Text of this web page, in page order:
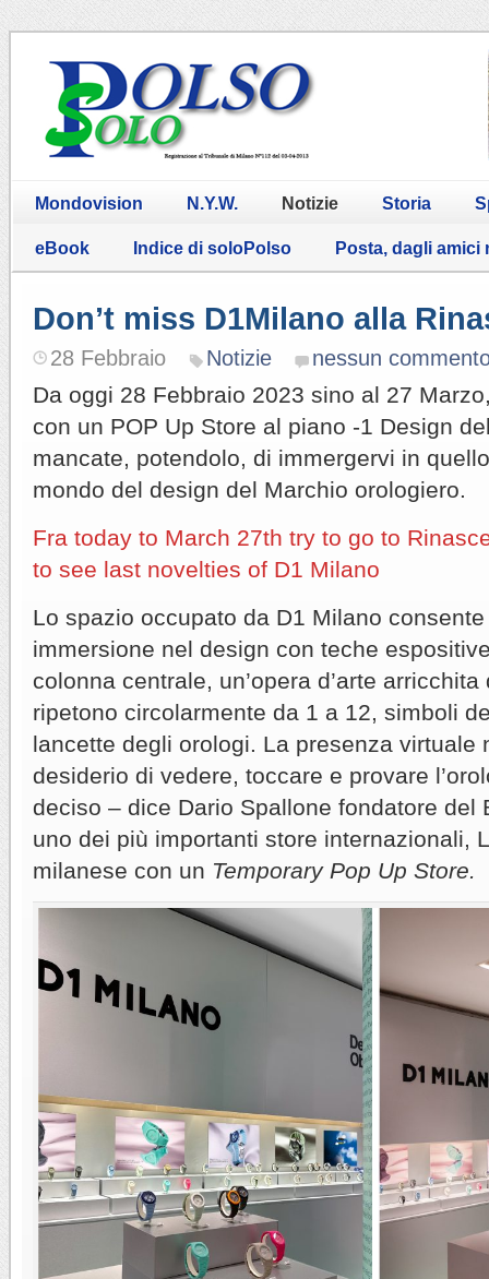
Mondovision N.Y.W. Notizie Storia
eBook Indice di soloPolso Posta, dagli amici
Don’t miss D1Milano alla
28 Febbraio Notizie nessun
Da oggi 28 Febbraio 2023 sino al 27
con un POP Up Store al piano -1 Design
mancate, potendolo, di immergervi in
mondo del design del Marchio orologiero.
Fra today to March 27th try to go to
to see last novelties of D1 Milano
Lo spazio occupato da D1 Milano
immersione nel design con teche
colonna centrale, un’opera d’arte
ripetono circolarmente da 1 a 12, simboli
lancette degli orologi. La presenza virtuale
desiderio di vedere, toccare e provare
deciso – dice Dario Spallone fondatore del
uno dei più importanti store internazionali,
milanese con un Temporary Pop Up Store.